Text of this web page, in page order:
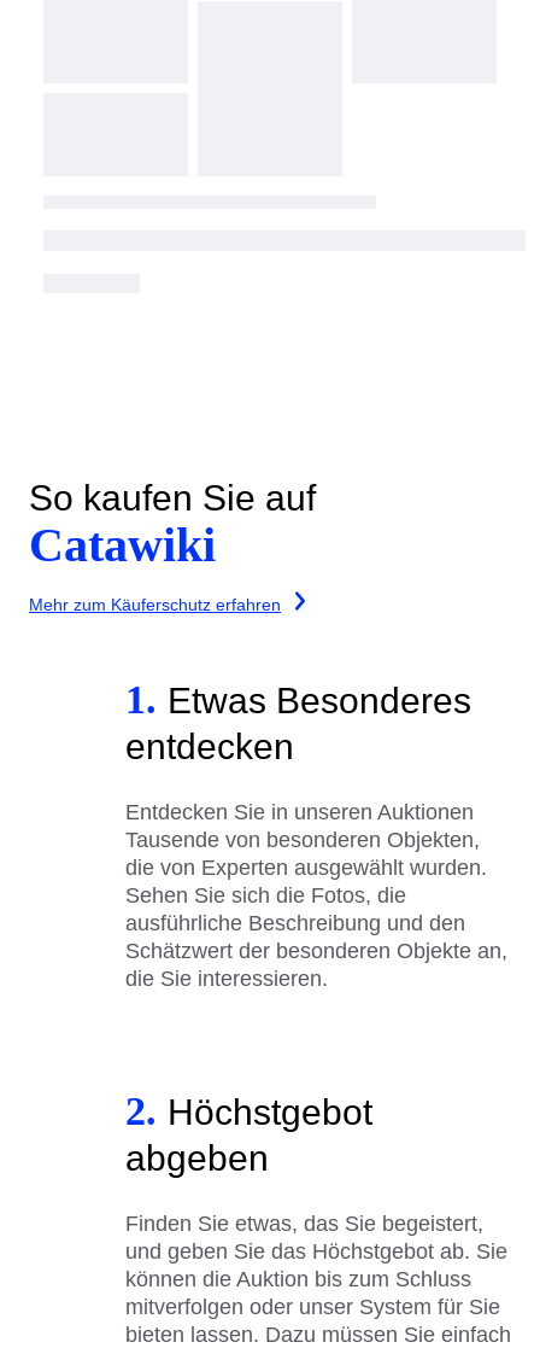
So kaufen Sie auf
Catawiki
Mehr zum Käuferschutz erfahren
1. Etwas Besonderes
entdecken
Entdecken Sie in unseren Auktionen
Tausende von besonderen Objekten,
die von Experten ausgewählt wurden.
Sehen Sie sich die Fotos, die
ausführliche Beschreibung und den
Schätzwert der besonderen Objekte an,
die Sie interessieren.
2. Höchstgebot
abgeben
Finden Sie etwas, das Sie begeistert,
und geben Sie das Höchstgebot ab. Sie
können die Auktion bis zum Schluss
mitverfolgen oder unser System für Sie
bieten lassen. Dazu müssen Sie einfach